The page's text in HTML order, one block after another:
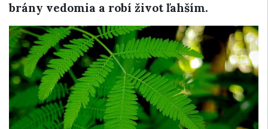
brány vedomia a robí život ľahším.